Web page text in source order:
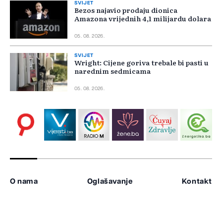
SVIJET
Bezos najavio prodaju dionica
Amazona vrijednih 4,1 milijardu dolara
05. 08. 2026.
SVIJET
Wright: Cijene goriva trebale bi pasti u
narednim sedmicama
05. 08. 2026.
O nama Oglašavanje Kontakt